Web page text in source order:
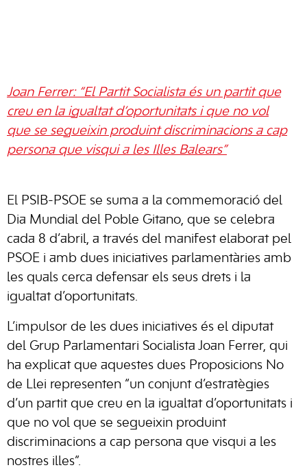
Joan Ferrer: “El Partit Socialista és un partit que
creu en la igualtat d’oportunitats i que no vol
que se segueixin produint discriminacions a cap
persona que visqui a les Illes Balears”
El PSIB-PSOE se suma a la commemoració del
Dia Mundial del Poble Gitano, que se celebra
cada 8 d’abril, a través del manifest elaborat pel
PSOE i amb dues iniciatives parlamentàries amb
les quals cerca defensar els seus drets i la
igualtat d’oportunitats.
L’impulsor de les dues iniciatives és el diputat
del Grup Parlamentari Socialista Joan Ferrer, qui
ha explicat que aquestes dues Proposicions No
de Llei representen “un conjunt d’estratègies
d’un partit que creu en la igualtat d’oportunitats i
que no vol que se segueixin produint
discriminacions a cap persona que visqui a les
nostres illes”.